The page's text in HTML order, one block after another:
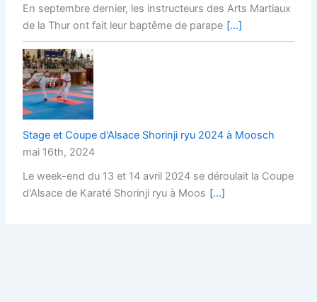
En septembre dernier, les instructeurs des Arts Martiaux
de la Thur ont fait leur baptême de parape [...]
Stage et Coupe d'Alsace Shorinji ryu 2024 à Moosch
mai 16th, 2024
Le week-end du 13 et 14 avril 2024 se déroulait la Coupe
d'Alsace de Karaté Shorinji ryu à Moos [...]